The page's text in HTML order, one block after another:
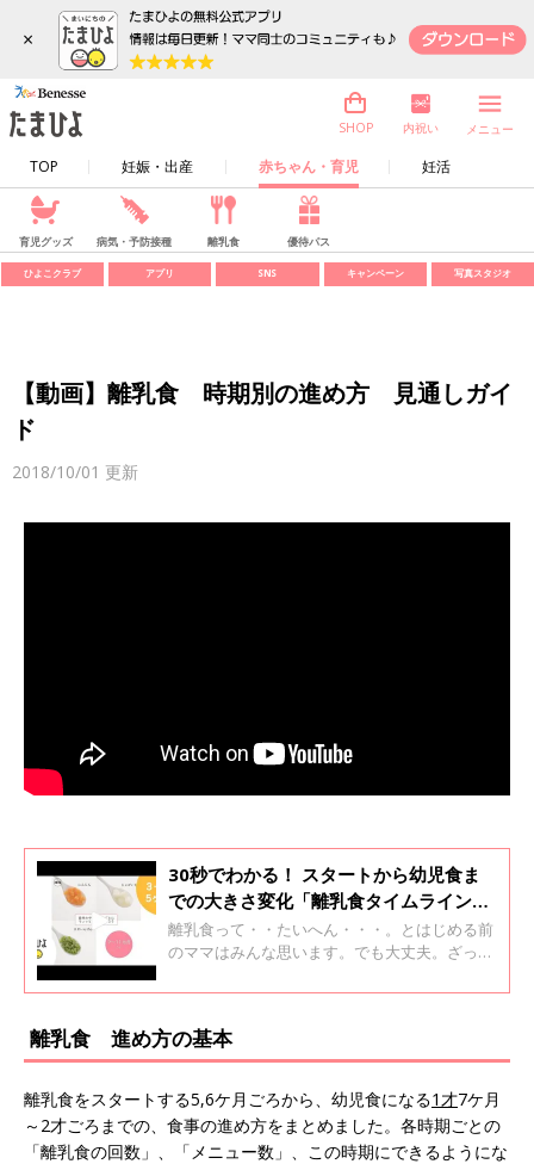
×
TOP 妊娠・出産 赤ちゃん・育児 妊活
SHOP 内祝い メニュー
育児グッズ 病気・予防接種 離乳食 優待パス
ひよこクラブ アプリ SNS キャンペーン 写真スタジオ
【動画】離乳食 時期別の進め方 見通しガイ
ド
2018/10/01 更新
30秒でわかる！ スタートから幼児食ま
での大きさ変化「離乳食タイムライン
♪」
離乳食って・・たいへん・・・。とはじめる前
のママはみんな思います。でも大丈夫。ざっく
となくイメージができるはず。 イメージでき
と、編集部でこんな動画を作ってみました。食
材の大きさがどんな風に変化していくかを30秒
でまとめた動画になります。かっこつけて「タ
イムライン」などと名前をつけてみました。
離乳食 進め方の基本
離乳食をスタートする5,6ケ月ごろから、幼児食になる1才7ケ月
～2才ごろまでの、食事の進め方をまとめました。各時期ごとの
「離乳食の回数」、「メニュー数」、この時期にできるようにな